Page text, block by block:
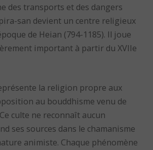
des transports et des dangers
san devient un centre religieux
de Heian (794-1185). Il joue
important à partir du XVIIe
la religion propre aux
au bouddhisme venu de
culte ne reconnaît aucun
ses sources dans le chamanisme
animiste. Chaque phénomène